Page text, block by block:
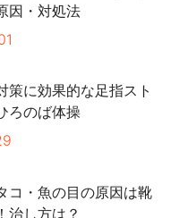
因・対処法
策に効果的な足指スト
ろのば体操
コ・魚の目の原因は靴
治し方は？